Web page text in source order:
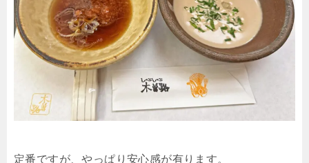
定番ですが、やっぱり安心感が有ります。